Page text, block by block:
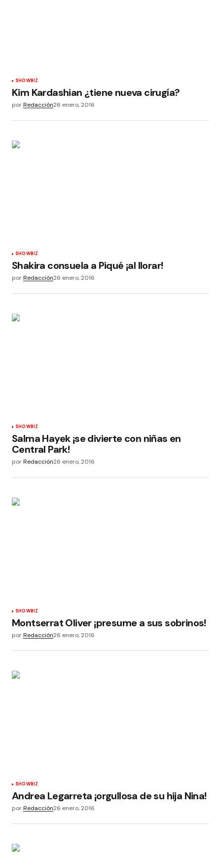
SHOWBIZ
Kim Kardashian ¿tiene nueva cirugía?
porRedacción26 enero, 2016
SHOWBIZ
Shakira consuela a Piqué ¡al llorar!
porRedacción26 enero, 2016
SHOWBIZ
Salma Hayek ¡se divierte con niñas en
Central Park!
porRedacción26 enero, 2016
SHOWBIZ
Montserrat Oliver ¡presume a sus sobrinos!
porRedacción26 enero, 2016
SHOWBIZ
Andrea Legarreta ¡orgullosa de su hija Nina!
porRedacción26 enero, 2016